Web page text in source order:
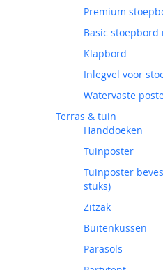
Premium
Basic
Klapbord
Inlegvel voor
Watervaste
Terras & tuin
Handdoeken
Tuinposter
Tuinposter
stuks)
Zitzak
Buitenkussen
Parasols